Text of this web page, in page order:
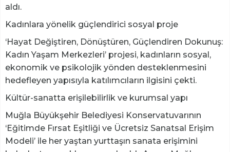
aldı.
Kadınlara yönelik güçlendirici sosyal proje
‘Hayat Değiştiren, Dönüştüren, Güçlendiren Dokunuş:
Kadın Yaşam Merkezleri’ projesi, kadınların sosyal,
ekonomik ve psikolojik yönden desteklenmesini
hedefleyen yapısıyla katılımcıların ilgisini çekti.
Kültür-sanatta erişilebilirlik ve kurumsal yapı
Muğla Büyükşehir Belediyesi Konservatuvarının
‘Eğitimde Fırsat Eşitliği ve Ücretsiz Sanatsal Erişim
Modeli’ ile her yaştan yurttaşın sanata erişimini